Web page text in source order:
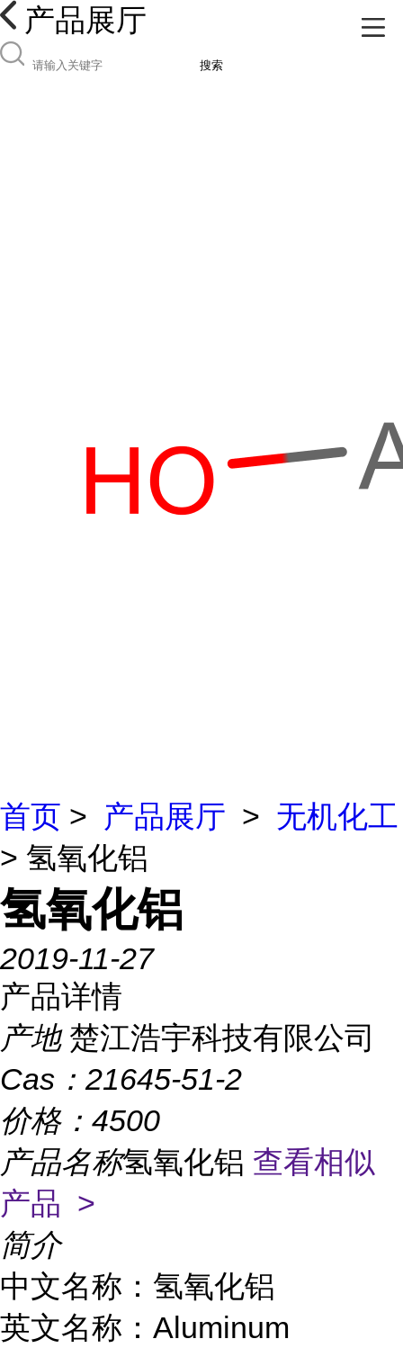
产品展厅
搜索
首页 > 产品展厅 > 无机化工
> 氢氧化铝
氢氧化铝
2019-11-27
产品详情
产地 楚江浩宇科技有限公司
Cas： 21645-51-2
价格： 4500
产品名称氢氧化铝 查看相似
产品 >
简介
中文名称：氢氧化铝
英文名称：Aluminum